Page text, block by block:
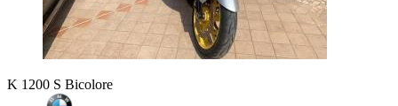
K 1200 S Bicolore